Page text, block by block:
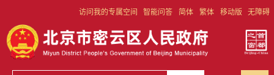
访问我的专属空间 智能问答 简体 繁体 移动版 无障碍